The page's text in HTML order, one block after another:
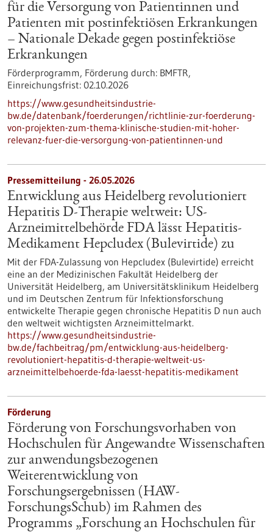
für die Versorgung von Patientinnen und
Patienten mit postinfektiösen Erkrankungen
– Nationale Dekade gegen postinfektiöse
Erkrankungen
Förderprogramm, Förderung durch: BMFTR,
Einreichungsfrist: 02.10.2026
https://www.gesundheitsindustrie-
bw.de/datenbank/foerderungen/richtlinie-zur-foerderung-
von-projekten-zum-thema-klinische-studien-mit-hoher-
relevanz-fuer-die-versorgung-von-patientinnen-und
Pressemitteilung - 26.05.2026
Entwicklung aus Heidelberg revolutioniert
Hepatitis D-Therapie weltweit: US-
Arzneimittelbehörde FDA lässt Hepatitis-
Medikament Hepcludex (Bulevirtide) zu
Mit der FDA-Zulassung von Hepcludex (Bulevirtide) erreicht
eine an der Medizinischen Fakultät Heidelberg der
Universität Heidelberg, am Universitätsklinikum Heidelberg
und im Deutschen Zentrum für Infektionsforschung
entwickelte Therapie gegen chronische Hepatitis D nun auch
den weltweit wichtigsten Arzneimittelmarkt.
https://www.gesundheitsindustrie-
bw.de/fachbeitrag/pm/entwicklung-aus-heidelberg-
revolutioniert-hepatitis-d-therapie-weltweit-us-
arzneimittelbehoerde-fda-laesst-hepatitis-medikament
Förderung
Förderung von Forschungsvorhaben von
Hochschulen für Angewandte Wissenschaften
zur anwendungsbezogenen
Weiterentwicklung von
Forschungsergebnissen (HAW-
ForschungsSchub) im Rahmen des
Programms „Forschung an Hochschulen für